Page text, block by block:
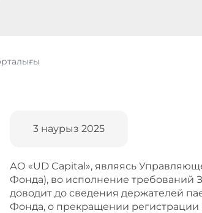
3 наурыз 2025
АО «UD Capital», являясь
Фонда), во исполнение требований
доводит до сведения держателей
Фонда, о прекращении регистрации